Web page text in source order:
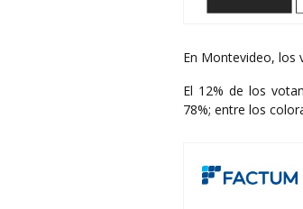
En Montevideo, los
El 12% de los
78%; entre los